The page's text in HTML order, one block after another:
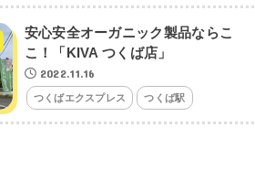
安心安全オーガニック製品ならこ
こ！「KIVA つくば店」
2022.11.16
つくばエクスプレス つくば駅